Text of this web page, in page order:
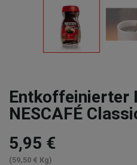
Entkoffeinierter
NESCAFÉ
5,95 €
(59,50 € Kg)